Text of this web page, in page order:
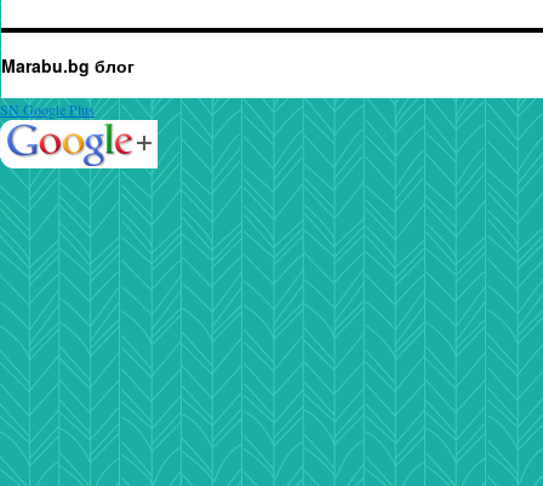
Marabu.bg блог
SN Google Plus